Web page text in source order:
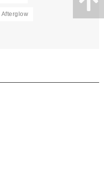
Afterglow